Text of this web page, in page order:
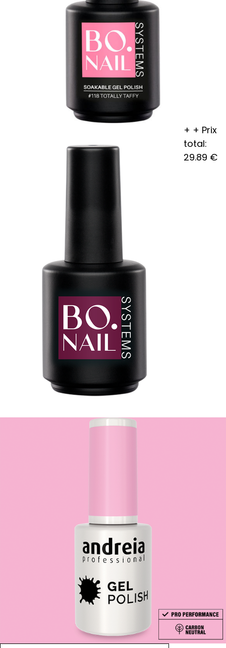
+ + Prix
total:
29.89 €